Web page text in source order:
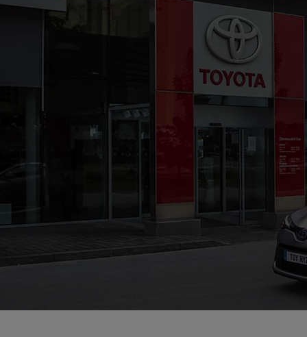
TOYOTA MONACO SAV
00CD2-D02C6-E6DEB-8CE00-01270-1